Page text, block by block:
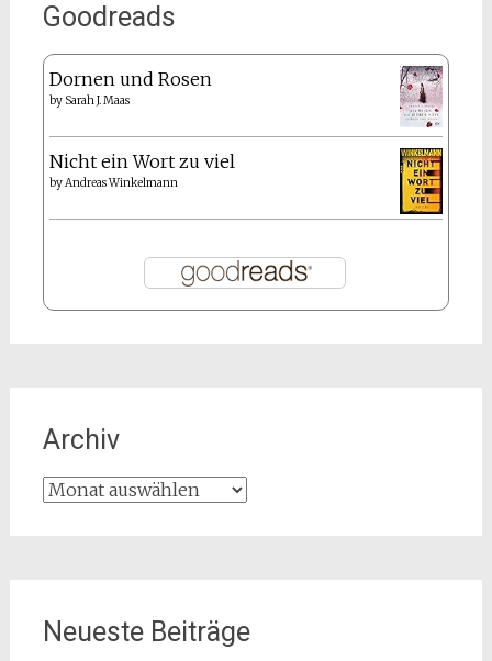
Goodreads
Dornen und Rosen
by Sarah J. Maas
Nicht ein Wort zu viel
byAndreas Winkelmann
Archiv
Archiv
Neueste Beiträge